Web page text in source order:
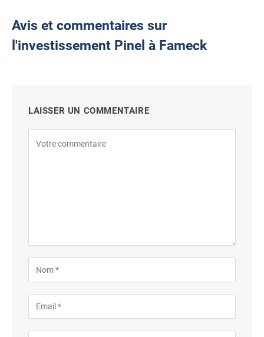
Avis et commentaires sur
l'investissement Pinel à Fameck
LAISSER UN COMMENTAIRE